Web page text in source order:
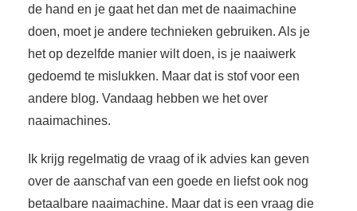
de hand en je gaat het dan met de naaimachine
doen, moet je andere technieken gebruiken. Als je
het op dezelfde manier wilt doen, is je naaiwerk
gedoemd te mislukken. Maar dat is stof voor een
andere blog. Vandaag hebben we het over
naaimachines.
Ik krijg regelmatig de vraag of ik advies kan geven
over de aanschaf van een goede en liefst ook nog
betaalbare naaimachine. Maar dat is een vraag die